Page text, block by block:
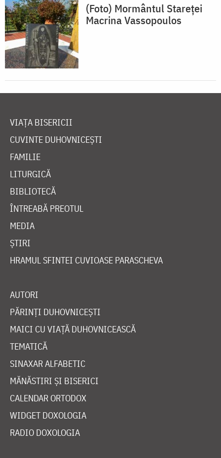
(Foto) Mormântul Stareţei
Macrina Vassopoulos
VIAȚA BISERICII
CUVINTE DUHOVNICEȘTI
FAMILIE
LITURGICĂ
BIBLIOTECĂ
ÎNTREABĂ PREOTUL
MEDIA
ȘTIRI
HRAMUL SFINTEI CUVIOASE PARASCHEVA
AUTORI
PĂRINȚI DUHOVNICEȘTI
MAICI CU VIAȚĂ DUHOVNICEASCĂ
TEMATICĂ
SINAXAR ALFABETIC
MĂNĂSTIRI ȘI BISERICI
CALENDAR ORTODOX
WIDGET DOXOLOGIA
RADIO DOXOLOGIA